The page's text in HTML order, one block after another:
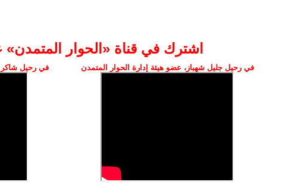
اشترك في قناة ‫«الحوار المتمدن»
في رحيل جليل شهباز، عضو هيئة إدارة الحوار المتمدن في رحيل شاكر